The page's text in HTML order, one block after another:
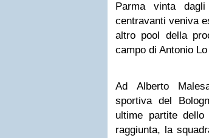
Parma vinta
centravanti veniva
altro pool della
campo di Antonio
Ad Alberto
sportiva del
ultime partite
raggiunta, la